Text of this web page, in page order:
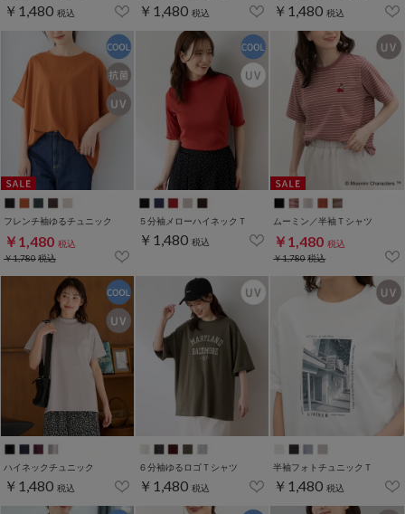
￥1,480 税込 ￥1,480 税込 ￥1,480 税込
フレンチ袖ゆるチュニック
￥1,480 税込
￥1,780税込
５分袖メローハイネックＴ
￥1,480 税込
ムーミン／半袖Ｔシャツ
￥1,480 税込
￥1,780税込
ハイネックチュニック
￥1,480 税込
６分袖ゆるロゴＴシャツ
￥1,480 税込
半袖フォトチュニックＴ
￥1,480 税込